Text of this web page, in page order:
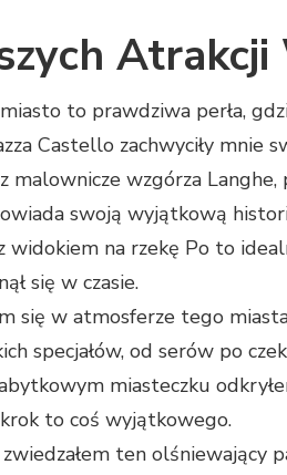
Atrakcji
to prawdziwa perła,
Castello zachwyciły mnie
malownicze wzgórza
swoją wyjątkową
widokiem na rzekę Po to
się w czasie.
się w atmosferze tego
specjałów, od serów po
miasteczku
to coś wyjątkowego.
ten olśniewający